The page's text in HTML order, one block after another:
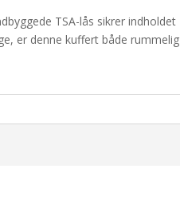
TSA-lås sikrer indholdet
er denne kuffert både rummelig